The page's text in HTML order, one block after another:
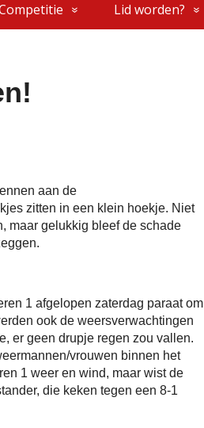
Lid worden?
aan de
zitten in een klein hoekje. Niet
maar gelukkig bleef de schade
1 afgelopen zaterdag paraat om
ook de weersverwachtingen
er geen drupje regen zou vallen.
vrouwen binnen het
1 weer en wind, maar wist de
die keken tegen een 8-1